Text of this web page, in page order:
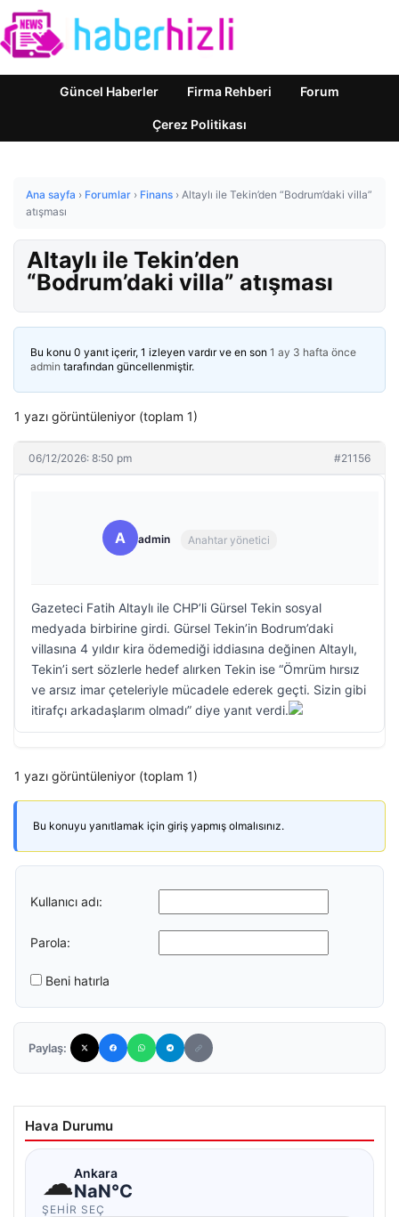
Güncel Haberler Firma Rehberi Forum
Çerez Politikası
Ana sayfa › Forumlar › Finans › Altaylı ile Tekin’den “Bodrum’daki villa”
atışması
Altaylı ile Tekin’den
“Bodrum’daki villa” atışması
Bu konu 0 yanıt içerir, 1 izleyen vardır ve en son 1 ay 3 hafta önce
admin tarafından güncellenmiştir.
1 yazı görüntüleniyor (toplam 1)
06/12/2026: 8:50 pm #21156
A admin Anahtar yönetici
Gazeteci Fatih Altaylı ile CHP’li Gürsel Tekin sosyal
medyada birbirine girdi. Gürsel Tekin’in Bodrum’daki
villasına 4 yıldır kira ödemediği iddiasına değinen Altaylı,
Tekin’i sert sözlerle hedef alırken Tekin ise “Ömrüm hırsız
ve arsız imar çeteleriyle mücadele ederek geçti. Sizin gibi
itirafçı arkadaşlarım olmadı” diye yanıt verdi.
1 yazı görüntüleniyor (toplam 1)
Bu konuyu yanıtlamak için giriş yapmış olmalısınız.
Kullanıcı adı:
Parola:
Beni hatırla
Paylaş:
Hava Durumu
☁Ankara
NaN°C
ŞEHIR SEÇ